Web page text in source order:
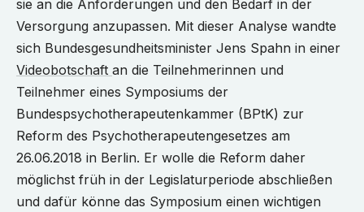
sie an die Anforderungen und den Bedarf in der
Versorgung anzupassen. Mit dieser Analyse wandte
sich Bundesgesundheitsminister Jens Spahn in einer
Videobotschaft an die Teilnehmerinnen und
Teilnehmer eines Symposiums der
Bundespsychotherapeutenkammer (BPtK) zur
Reform des Psychotherapeutengesetzes am
26.06.2018 in Berlin. Er wolle die Reform daher
möglichst früh in der Legislaturperiode abschließen
und dafür könne das Symposium einen wichtigen